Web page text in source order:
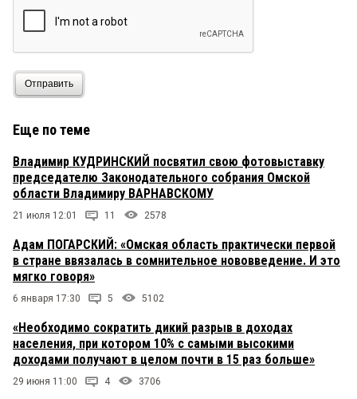
Отправить
Еще по теме
Владимир КУДРИНСКИЙ посвятил свою фотовыставку
председателю Законодательного собрания Омской
области Владимиру ВАРНАВСКОМУ
21 июля 12:01 11 2578
Адам ПОГАРСКИЙ: «Омская область практически первой
в стране ввязалась в сомнительное нововведение. И это
мягко говоря»
6 января 17:30 5 5102
«Необходимо сократить дикий разрыв в доходах
населения, при котором 10% с самыми высокими
доходами получают в целом почти в 15 раз больше»
29 июня 11:00 4 3706